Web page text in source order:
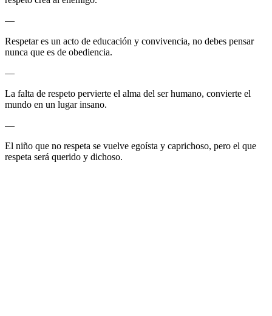
—
Respetar es un acto de educación y convivencia, no debes pensar
nunca que es de obediencia.
—
La falta de respeto pervierte el alma del ser humano, convierte el
mundo en un lugar insano.
—
El niño que no respeta se vuelve egoísta y caprichoso, pero el que
respeta será querido y dichoso.